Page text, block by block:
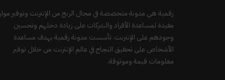
رقمية هي مدونة متخصصة في مجال الربح من الإنترنت وتوفير
مفيدة لمساعدة الأفراد والشركات على زيادة دخلهم وتحسين
وجودهم على الإنترنت. تأسست مدونة رقمية بهدف مساعدة
الأشخاص على تحقيق النجاح في عالم الإنترنت من خلال توفير
معلومات قيمة وموثوقة.